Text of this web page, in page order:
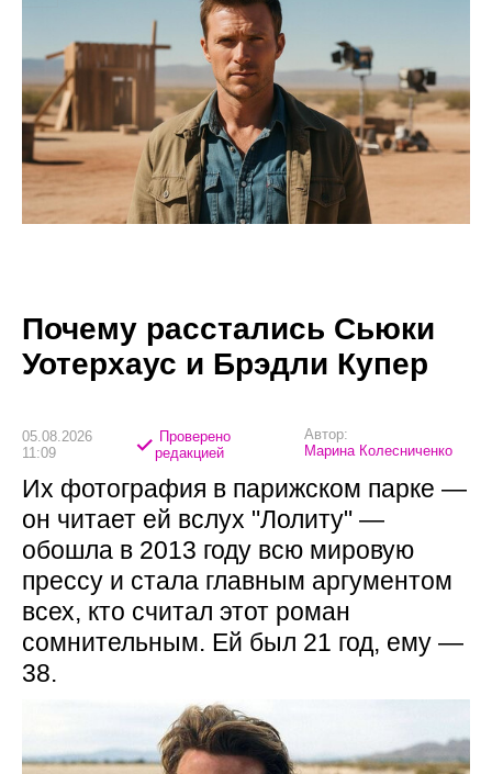
Почему расстались Сьюки
Уотерхаус и Брэдли Купер
05.08.2026
11:09
Проверено
редакцией
Автор:
Марина Колесниченко
Их фотография в парижском парке —
он читает ей вслух "Лолиту" —
обошла в 2013 году всю мировую
прессу и стала главным аргументом
всех, кто считал этот роман
сомнительным. Ей был 21 год, ему —
38.